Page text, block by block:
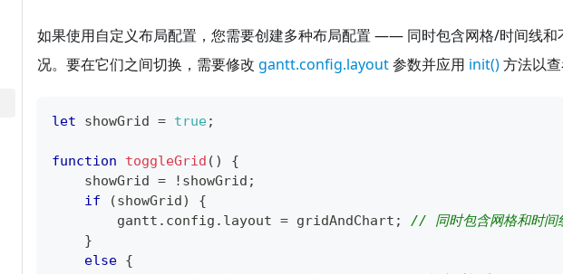
如果使用自定义布局配置，您需要创建多种布局配置 —— 同时包含网格/时间线和
况。要在它们之间切换，需要修改 gantt.config.layout参数并应用 init()方法以
let showGrid = true;
function toggleGrid ( )
{
    showGrid
= ! showGrid ;
if
(showGrid)
{
        gantt
. config . layout = gridAndChart ;
// 同时包含网格和时间
}
else {